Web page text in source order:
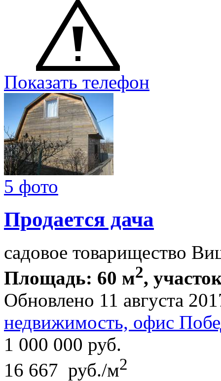
Показать телефон
5 фото
Продается дача
садовое товарищество
Площадь: 60 м2,
Обновлено 11 августа
недвижимость, офис
1 000 000 руб.
16 667 руб./м2